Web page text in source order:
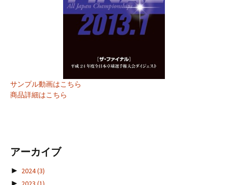
サンプル動画はこちら
商品詳細はこちら
アーカイブ
► 2024(3)
►